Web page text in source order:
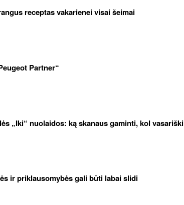
receptas vakarienei visai šeimai
Partner“
„Iki“ nuolaidos: ką skanaus gaminti, kol vasariški
ir priklausomybės gali būti labai slidi